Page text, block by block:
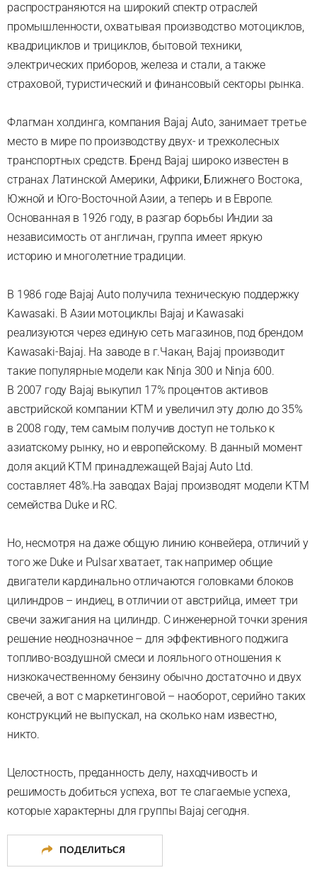
распространяются на широкий спектр отраслей
промышленности, охватывая производство мотоциклов,
квадрициклов и трициклов, бытовой техники,
электрических приборов, железа и стали, а также
страховой, туристический и финансовый секторы рынка.
Флагман холдинга, компания Bajaj Auto, занимает третье
место в мире по производству двух- и трехколесных
транспортных средств. Бренд Bajaj широко известен в
странах Латинской Америки, Африки, Ближнего Востока,
Южной и Юго-Восточной Азии, а теперь и в Европе.
Основанная в 1926 году, в разгар борьбы Индии за
независимость от англичан, группа имеет яркую
историю и многолетние традиции.
В 1986 годe Bajaj Auto получила техническую поддержку
Kawasaki. В Азии мотоциклы Bajaj и Kawasaki
реализуются через единую сеть магазинов, под брендом
Kawasaki-Bajaj. На заводе в г.Чакан, Bajaj производит
такие популярные модели как Ninja 300 и Ninja 600.
В 2007 году Bajaj выкупил 17% процентов активов
австрийской компании KTM и увеличил эту долю до 35%
в 2008 году, тем самым получив доступ не только к
азиатскому рынку, но и европейскому. В данный момент
доля акций KTM принадлежащей Bajaj Auto Ltd.
составляет 48%.На заводах Bajaj производят модели KTM
семейства Duke и RC.
Но, несмотря на даже общую линию конвейера, отличий у
того же Duke и Pulsar хватает, так например общие
двигатели кардинально отличаются головками блоков
цилиндров – индиец, в отличии от австрийца, имеет три
свечи зажигания на цилиндр. С инженерной точки зрения
решение неоднозначное – для эффективного поджига
топливо-воздушной смеси и лояльного отношения к
низкокачественному бензину обычно достаточно и двух
свечей, а вот с маркетинговой – наоборот, серийно таких
конструкций не выпускал, на сколько нам известно,
никто.
Целостность, преданность делу, находчивость и
решимость добиться успеха, вот те слагаемые успеха,
которые характерны для группы Bajaj сегодня.
ПОДЕЛИТЬСЯ